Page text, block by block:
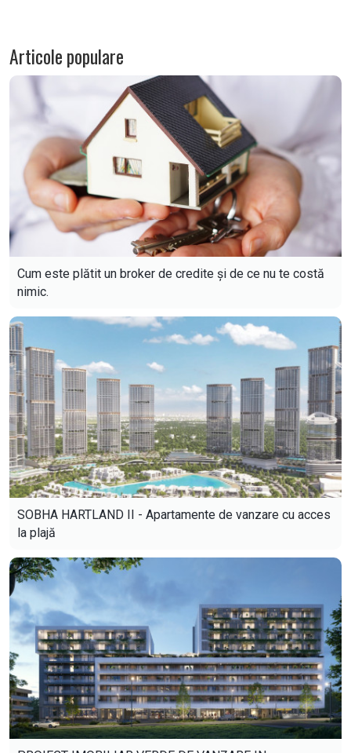
Articole populare
Cum este plătit un broker de credite și de ce nu te costă
nimic.
SOBHA HARTLAND II - Apartamente de vanzare cu acces
la plajă